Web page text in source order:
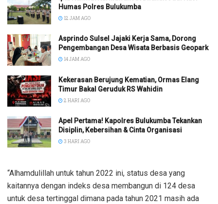
Humas Polres Bulukumba
12 JAM AGO
Asprindo Sulsel Jajaki Kerja Sama, Dorong
Pengembangan Desa Wisata Berbasis Geopark
14 JAM AGO
Kekerasan Berujung Kematian, Ormas Elang
Timur Bakal Geruduk RS Wahidin
2 HARI AGO
Apel Pertama! Kapolres Bulukumba Tekankan
Disiplin, Kebersihan & Cinta Organisasi
3 HARI AGO
“Alhamdulillah untuk tahun 2022 ini, status desa yang
kaitannya dengan indeks desa membangun di 124 desa
untuk desa tertinggal dimana pada tahun 2021 masih ada